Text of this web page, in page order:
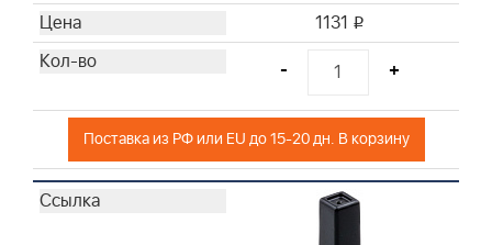
1131 i
- +
Поставка из РФ или EU до 15-20 дн. В корзину